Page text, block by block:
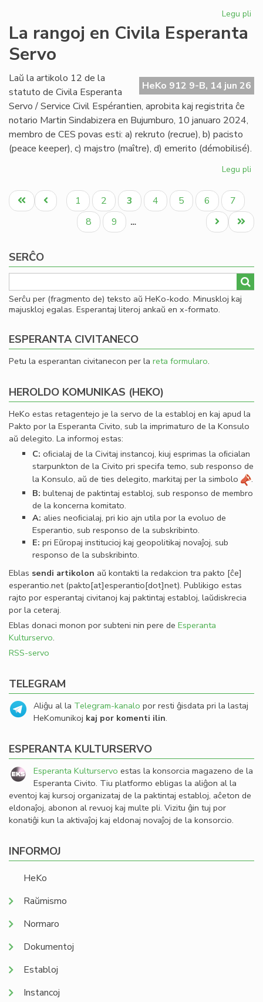
Legu pli
La rangoj en Civila Esperanta
Servo
HeKo 912 9-B, 14 jun 26
Laŭ la artikolo 12 de la
statuto de Civila Esperanta
Servo / Service Civil Espérantien, aprobita kaj registrita ĉe
notario Martin Sindabizera en Bujumburo, 10 januaro 2024,
membro de CES povas esti: a) rekruto (recrue), b) pacisto
(peace keeper), c) majstro (maître), d) emerito (démobilisé).
Legu pli
Pagination
Unua
paĝo
Antaŭa
paĝo
Paĝo
1 Paĝo
2
Aktuala
paĝo
3 Paĝo
4 Paĝo
5 Paĝo
6 Paĝo
7
Paĝo
8 Paĝo
9 …
Last
page
Next
page
SERĈO
Serĉu per (fragmento de) teksto aŭ HeKo-kodo. Minuskloj kaj
majuskloj egalas. Esperantaj literoj ankaŭ en x-formato.
ESPERANTA CIVITANECO
Petu la esperantan civitanecon per la reta formularo.
HEROLDO KOMUNIKAS (HEKO)
HeKo estas retagentejo je la servo de la establoj en kaj apud la
Pakto por la Esperanta Civito, sub la imprimaturo de la Konsulo
aŭ delegito. La informoj estas:
C: oﬁcialaj de la Civitaj instancoj, kiuj esprimas la oﬁcialan
starpunkton de la Civito pri specifa temo, sub responso de
la Konsulo, aŭ de ties delegito, markitaj per la simbolo
.
B: bultenaj de paktintaj establoj, sub responso de membro
de la koncerna komitato.
A: alies neoﬁcialaj, pri kio ajn utila por la evoluo de
Esperantio, sub responso de la subskribinto.
E: pri Eŭropaj institucioj kaj geopolitikaj novaĵoj, sub
responso de la subskribinto.
Eblas sendi artikolon aŭ kontakti la redakcion tra pakto [ĉe]
esperantio.net(pakto[at]esperantio[dot]net). Publikigo estas
rajto por esperantaj civitanoj kaj paktintaj establoj, laŭdiskrecia
por la ceteraj.
Eblas donaci monon por subteni nin pere de Esperanta
Kulturservo.
RSS-servo
TELEGRAM
Aliĝu al la Telegram-kanalo por resti ĝisdata pri la lastaj
HeKomunikoj kaj por komenti ilin.
ESPERANTA KULTURSERVO
Esperanta Kulturservo estas la konsorcia magazeno de la
Esperanta Civito. Tiu platformo ebligas la aliĝon al la
eventoj kaj kursoj organizataj de la paktintaj establoj, aĉeton de
eldonaĵoj, abonon al revuoj kaj multe pli. Vizitu ĝin tuj por
konatiĝi kun la aktivaĵoj kaj eldonaj novaĵoj de la konsorcio.
INFORMOJ
HeKo
Raŭmismo
Normaro
Dokumentoj
Establoj
Instancoj